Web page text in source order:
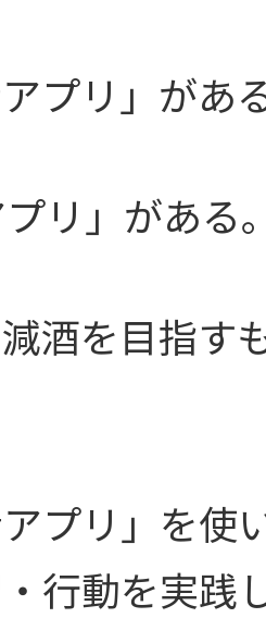
プリ」がある
リ」がある。
酒を目指す
プリ」を使
行動を実践